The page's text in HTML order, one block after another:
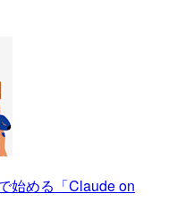
始める「Claude on